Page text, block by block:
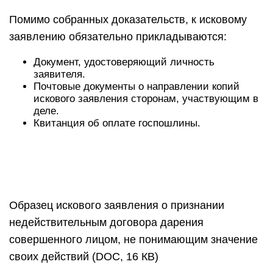
Помимо собранных доказательств, к исковому
заявлению обязательно прикладываются:
Документ, удостоверяющий личность
заявителя.
Почтовые документы о направлении копий
искового заявления сторонам, участвующим в
деле.
Квитанция об оплате госпошлины.
Образец искового заявления о признании
недействительным договора дарения
совершенного лицом, не понимающим значение
своих действий (DOC, 16 КВ)